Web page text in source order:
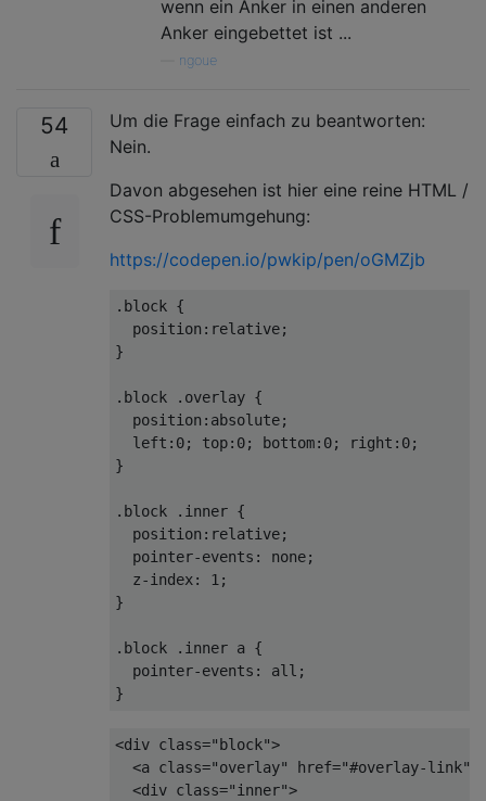
wenn ein Anker in einen anderen
Anker eingebettet ist ...
ngoue
54
Um die Frage einfach zu beantworten:
Nein.
Davon abgesehen ist hier eine reine HTML /
CSS-Problemumgehung:
https://codepen.io/pwkip/pen/oGMZjb
.block {
position :relative;
}
.block .overlay {
position :absolute;
left : 0; top: 0; bottom: 0; right : 0;
}
.block .inner {
position :relative;
pointer-events : none;
z-index: 1 ;
}
.block .inner a {
pointer-events : all;
}
<div class="block">
<a class="overlay" href="#overlay-link"
<div class="inner">